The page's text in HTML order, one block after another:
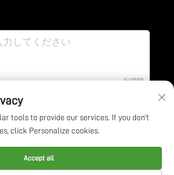
0/1000
提出する
BOE Environmental Protection
tools to provide our services. If you don't
click Personalize cookies.
Accept all